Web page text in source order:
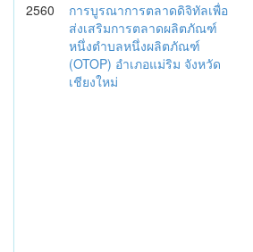
2560
การบูรณาการตลาดดิจิทัลเพื่อ
ส่งเสริมการตลาดผลิตภัณฑ์
หนึ่งตำบลหนึ่งผลิตภัณฑ์
(OTOP) อำเภอแม่ริม จังหวัด
เชียงใหม่